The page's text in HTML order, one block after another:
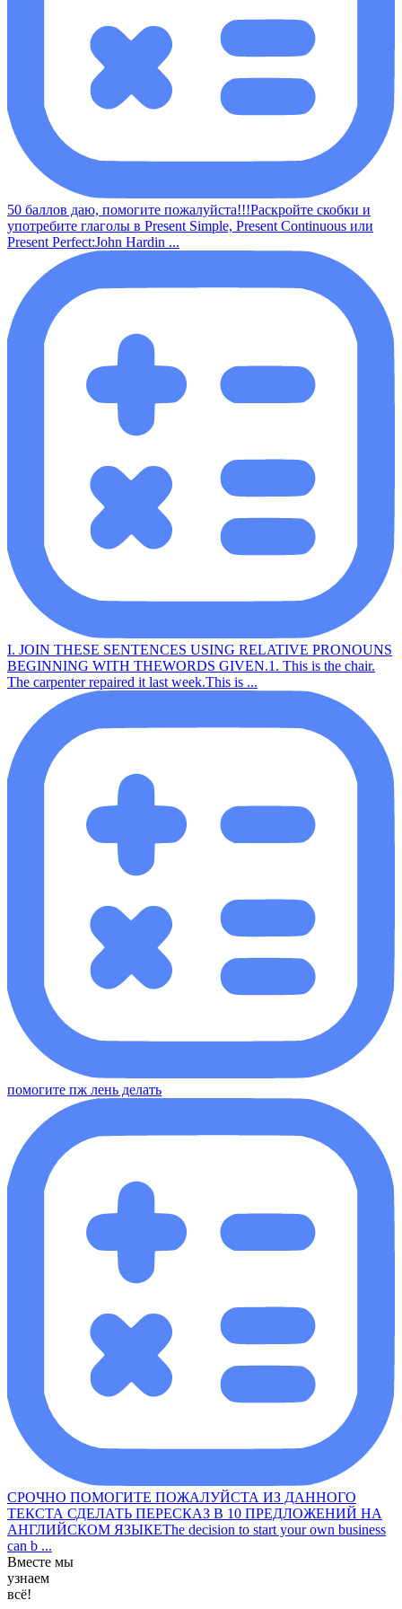
50 баллов даю, помогите пожалуйста!!!Раскройте скобки и
употребите глаголы в Present Simple, Present Continuous или
Present Perfect:John Hardin ...
I. JOIN THESE SENTENCES USING RELATIVE PRONOUNS
BEGINNING WITH THEWORDS GIVEN.1. This is the chair.
The carpenter repaired it last week.This is ...
помогите пж лень делать
СРОЧНО ПОМОГИТЕ ПОЖАЛУЙСТА ИЗ ДАННОГО
ТЕКСТА СДЕЛАТЬ ПЕРЕСКАЗ В 10 ПРЕДЛОЖЕНИЙ НА
АНГЛИЙСКОМ ЯЗЫКЕThe decision to start your own business
can b ...
Вместе мы
узнаем
всё!